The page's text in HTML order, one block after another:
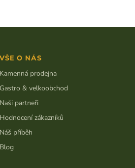
VŠE O NÁS
Kamenná prodejna
Gastro & velkoobchod
Naši partneři
Hodnocení zákazníků
Náš příběh
Blog